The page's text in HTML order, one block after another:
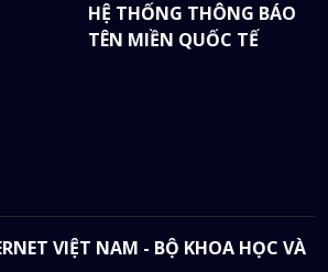
HỆ THỐNG THÔNG BÁO
TÊN MIỀN QUỐC TẾ
VIỆT NAM - BỘ KHOA HỌC VÀ